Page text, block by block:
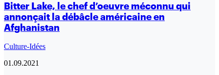
Bitter Lake, le chef d’oeuvre méconnu qui
annonçait la débâcle américaine en
Afghanistan
Culture-Idées
01.09.2021